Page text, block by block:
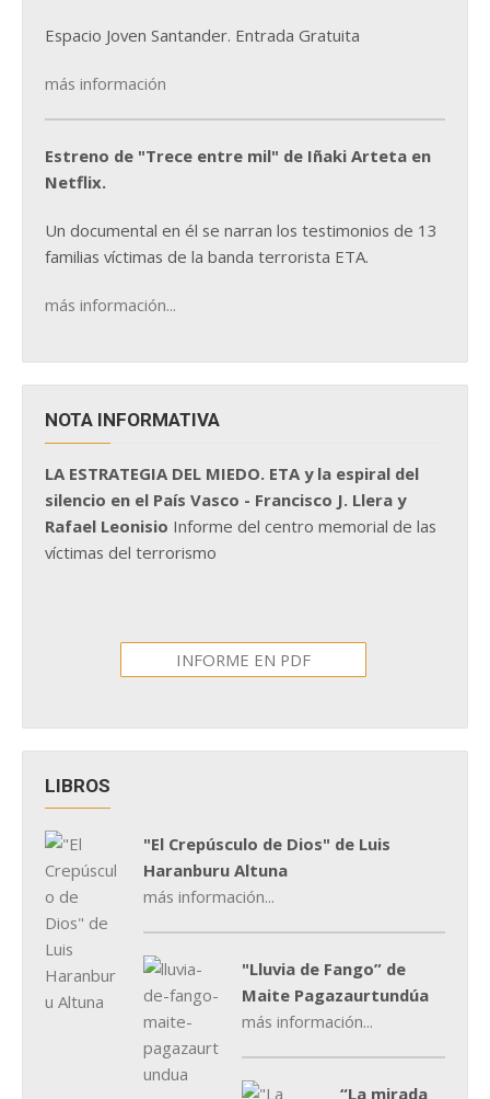
Espacio Joven Santander. Entrada Gratuita
más información
Estreno de "Trece entre mil" de Iñaki Arteta en
Netflix.
Un documental en él se narran los testimonios de 13
familias víctimas de la banda terrorista ETA.
más información...
NOTA INFORMATIVA
LA ESTRATEGIA DEL MIEDO. ETA y la espiral del
silencio en el País Vasco - Francisco J. Llera y
Rafael Leonisio Informe del centro memorial de las
víctimas del terrorismo
INFORME EN PDF
LIBROS
"El Crepúsculo de Dios" de Luis
Haranburu Altuna
más información...
"Lluvia de Fango” de
Maite Pagazaurtundúa
más información...
“La mirada